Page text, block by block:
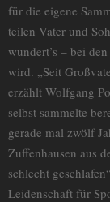
für die eigene
teilen Vater und
wundert’s – bei
wird. „Seit
erzählt Wolfgang
selbst sammelte
gerade mal zwölf
Zuffenhausen aus
schlecht
Leidenschaft für